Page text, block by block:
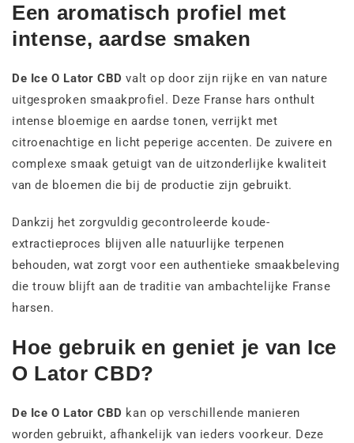
Een aromatisch profiel met
intense, aardse smaken
De Ice O Lator CBD valt op door zijn rijke en van nature
uitgesproken smaakprofiel. Deze Franse hars onthult
intense bloemige en aardse tonen, verrijkt met
citroenachtige en licht peperige accenten. De zuivere en
complexe smaak getuigt van de uitzonderlijke kwaliteit
van de bloemen die bij de productie zijn gebruikt.
Dankzij het zorgvuldig gecontroleerde koude-
extractieproces blijven alle natuurlijke terpenen
behouden, wat zorgt voor een authentieke smaakbeleving
die trouw blijft aan de traditie van ambachtelijke Franse
harsen.
Hoe gebruik en geniet je van Ice
O Lator CBD?
De Ice O Lator CBD kan op verschillende manieren
worden gebruikt, afhankelijk van ieders voorkeur. Deze